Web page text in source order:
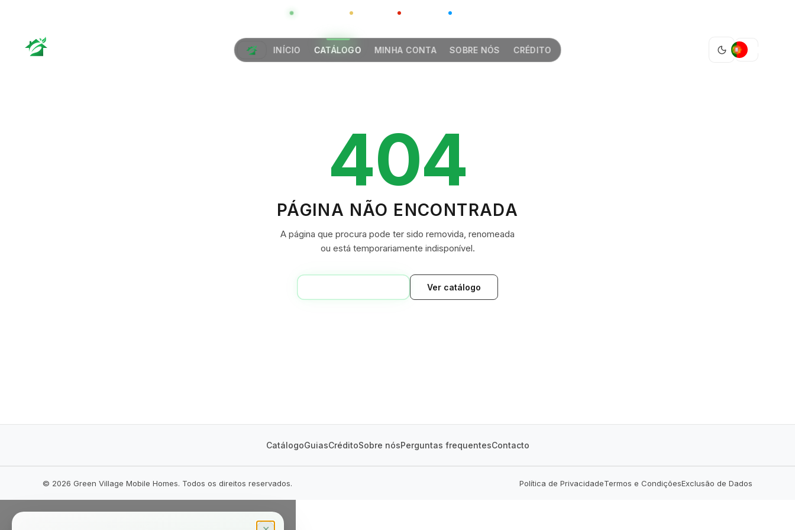
GLOBAL CHINA
INÍCIO CATÁLOGO MINHA CONTA SOBRE NÓS CRÉDITO
GREEN VILLAGE
404
PÁGINA NÃO ENCONTRADA
A página que procura pode ter sido removida, renomeada
ou está temporariamente indisponível.
Ver catálogo
CatálogoGuiasCréditoSobre nósPerguntas frequentesContacto
© 2026 Green Village Mobile Homes. Todos os direitos reservados. Política de PrivacidadeTermos e CondiçõesExclusão de Dados